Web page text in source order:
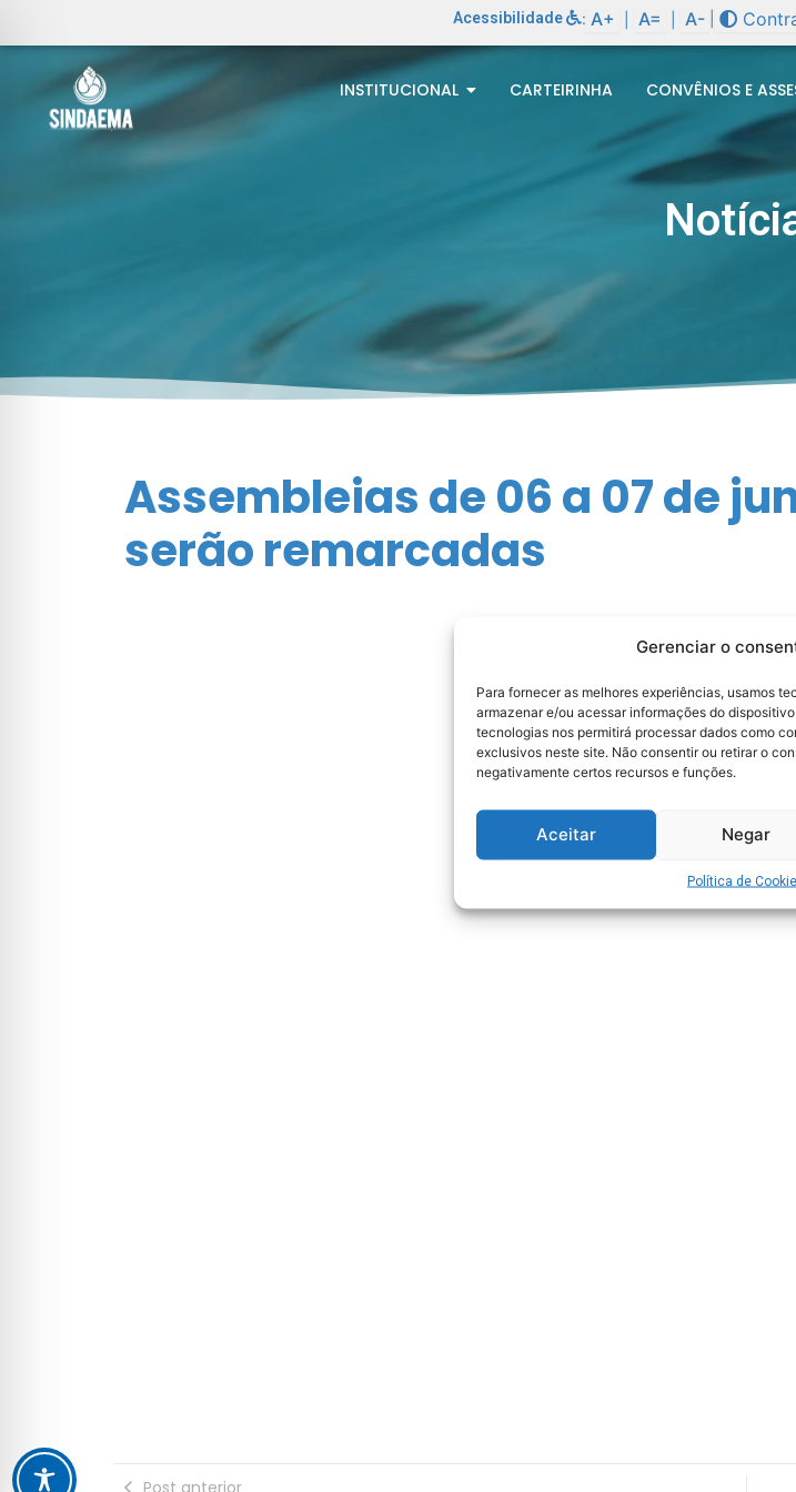
Gerenciar o
Para fornecer as melhores experiências, usamos
armazenar e/ou acessar informações do
tecnologias nos permitirá processar dados como
exclusivos neste site. Não consentir ou retirar o
negativamente certos recursos e funções.
Aceitar Negar
Política de
Acessibilidade : A+ A= A-
INSTITUCIONAL CARTEIRINHA CONVÊNIOS E
Assembleias de 06 a 07 de
serão remarcadas
Post anterior